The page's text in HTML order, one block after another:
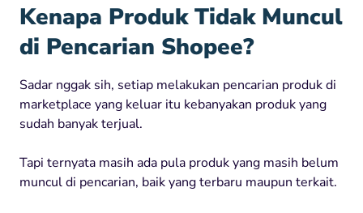
Kenapa Produk Tidak Muncul
di Pencarian Shopee?
Sadar nggak sih, setiap melakukan pencarian produk di
marketplace yang keluar itu kebanyakan produk yang
sudah banyak terjual.
Tapi ternyata masih ada pula produk yang masih belum
muncul di pencarian, baik yang terbaru maupun terkait.